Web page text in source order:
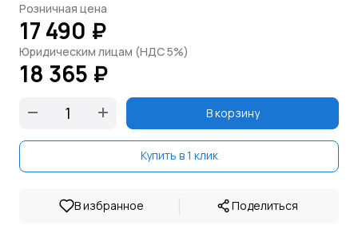
Розничная цена
17 490 ₽
Юридическим лицам (НДС 5%)
18 365 ₽
В корзину
Купить в 1 клик
В избранное | Поделиться